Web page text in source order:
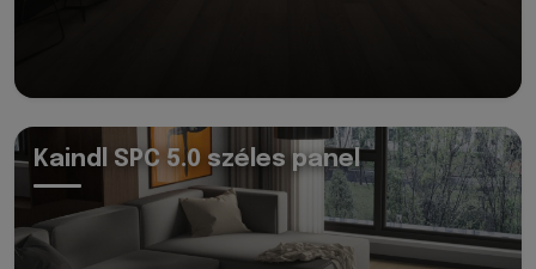
Kaindl SPC 5.0 széles panel